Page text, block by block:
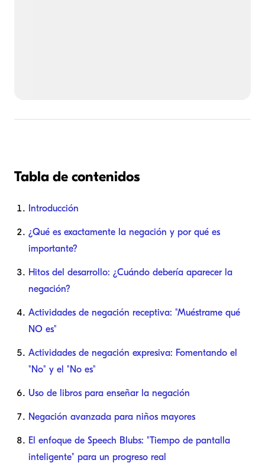
Tabla de contenidos
Introducción
¿Qué es exactamente la negación y por qué es
importante?
Hitos del desarrollo: ¿Cuándo debería aparecer la
negación?
Actividades de negación receptiva: "Muéstrame qué
NO es"
Actividades de negación expresiva: Fomentando el
"No" y el "No es"
Uso de libros para enseñar la negación
Negación avanzada para niños mayores
El enfoque de Speech Blubs: "Tiempo de pantalla
inteligente" para un progreso real